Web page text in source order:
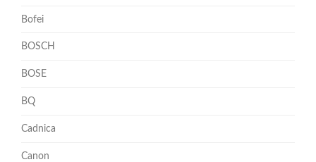
Bofei
BOSCH
BOSE
BQ
Cadnica
Canon